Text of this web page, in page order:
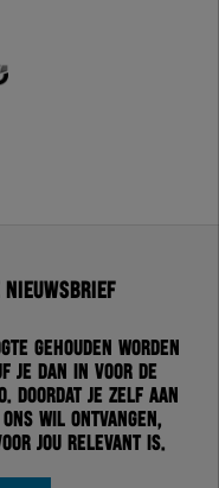
gehouden worden
je dan in voor de
Doordat je zelf aan
wil ontvangen,
jou relevant is.